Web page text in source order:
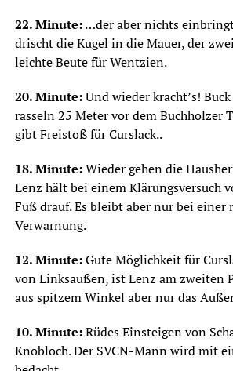
22. Minute:…der aber nichts
drischt die Kugel in die Mauer, der
leichte Beute für Wentzien.
20. Minute:Und wieder kracht’s!
rasseln 25 Meter vor dem Buchholzer
gibt Freistoß für Curslack..
18. Minute:Wieder gehen die
Lenz hält bei einem Klärungsversuch
Fuß drauf. Es bleibt aber nur bei einer
Verwarnung.
12. Minute:Gute Möglichkeit für
von Linksaußen, ist Lenz am zweiten
aus spitzem Winkel aber nur das
10. Minute:Rüdes Einsteigen von
Knobloch. Der SVCN-Mann wird mit